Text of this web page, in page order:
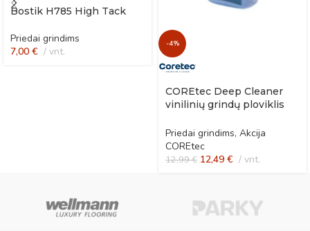
Bostik H785 High Tack
Priedai grindims
7,00 € vnt.
-4%
COREtec Deep Cleaner
vinilinių grindų ploviklis
Priedai grindims, Akcija
COREtec
12,99€ 12,49 € vnt.